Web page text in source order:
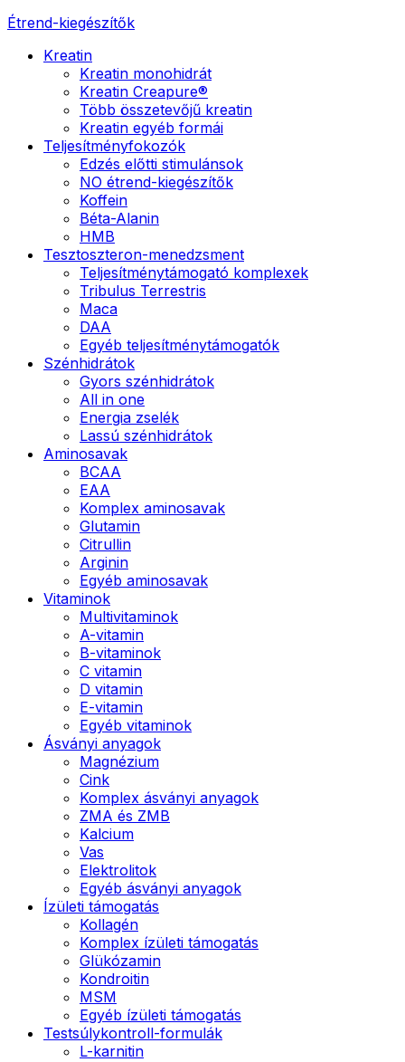
Étrend-kiegészítők
Kreatin
Kreatin monohidrát
Kreatin Creapure®
Több összetevőjű kreatin
Kreatin egyéb formái
Teljesítményfokozók
Edzés előtti stimulánsok
NO étrend-kiegészítők
Koffein
Béta-Alanin
HMB
Tesztoszteron-menedzsment
Teljesítménytámogató komplexek
Tribulus Terrestris
Maca
DAA
Egyéb teljesítménytámogatók
Szénhidrátok
Gyors szénhidrátok
All in one
Energia zselék
Lassú szénhidrátok
Aminosavak
BCAA
EAA
Komplex aminosavak
Glutamin
Citrullin
Arginin
Egyéb aminosavak
Vitaminok
Multivitaminok
A-vitamin
B-vitaminok
C vitamin
D vitamin
E-vitamin
Egyéb vitaminok
Ásványi anyagok
Magnézium
Cink
Komplex ásványi anyagok
ZMA és ZMB
Kalcium
Vas
Elektrolitok
Egyéb ásványi anyagok
Ízületi támogatás
Kollagén
Komplex ízületi támogatás
Glükózamin
Kondroitin
MSM
Egyéb ízületi támogatás
Testsúlykontroll-formulák
L-karnitin